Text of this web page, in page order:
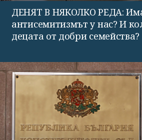
ДЕНЯТ В НЯКОЛКО РЕДА:
антисемитизмът у нас? И
децата от добри семейства?